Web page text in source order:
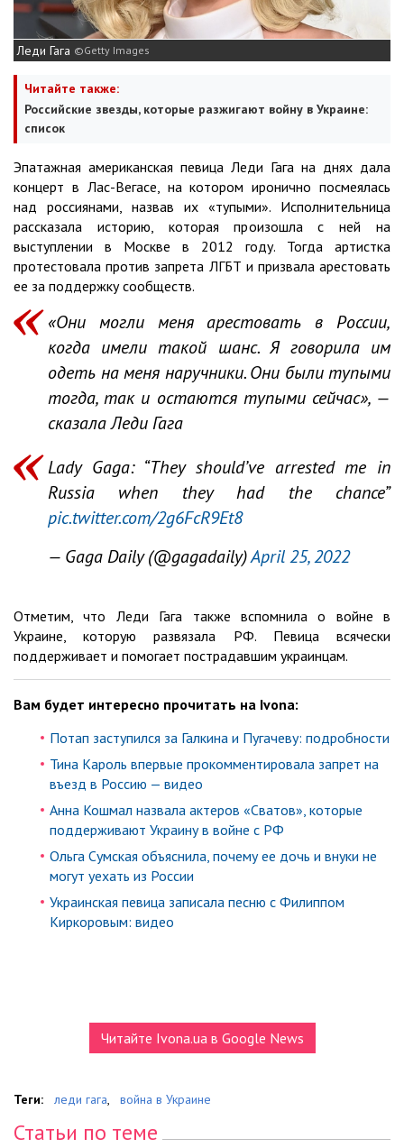
Леди Гага Getty Images
Читайте также:
Российские звезды, которые разжигают войну в Украине:
список
Эпатажная американская певица Леди Гага на днях дала
концерт в Лас-Вегасе, на котором иронично посмеялась
над россиянами, назвав их «тупыми». Исполнительница
рассказала историю, которая произошла с ней на
выступлении в Москве в 2012 году. Тогда артистка
протестовала против запрета ЛГБТ и призвала арестовать
ее за поддержку сообществ.
«Они могли меня арестовать в России,
когда имели такой шанс. Я говорила им
одеть на меня наручники. Они были тупыми
тогда, так и остаются тупыми сейчас», —
сказала Леди Гага
Lady Gaga: “They should’ve arrested me in
Russia when they had the chance”
pic.twitter.com/2g6FcR9Et8
— Gaga Daily (@gagadaily)April 25, 2022
Отметим, что Леди Гага также вспомнила о войне в
Украине, которую развязала РФ. Певица всячески
поддерживает и помогает пострадавшим украинцам.
Вам будет интересно прочитать на Ivona:
Потап заступился за Галкина и Пугачеву: подробности
Тина Кароль впервые прокомментировала запрет на
въезд в Россию — видео
Анна Кошмал назвала актеров «Сватов», которые
поддерживают Украину в войне с РФ
Ольга Сумская объяснила, почему ее дочь и внуки не
могут уехать из России
Украинская певица записала песню с Филиппом
Киркоровым: видео
Читайте Ivona.ua в Google News
Теги: леди гага, война в Украине
Статьи по теме